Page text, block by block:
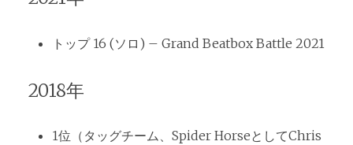
トップ 16 (ソロ) – Grand Beatbox Battle 2021
2018年
1位（タッグチーム、Spider HorseとしてChris